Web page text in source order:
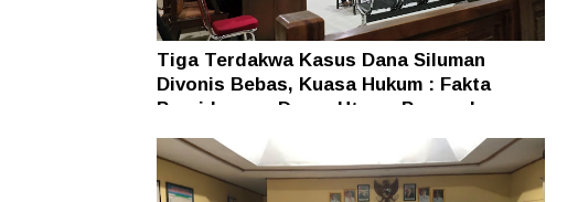
Tiga Terdakwa Kasus Dana Siluman
Divonis Bebas, Kuasa Hukum : Fakta
Persidangan Dasar Utama Penegakan
Hukum